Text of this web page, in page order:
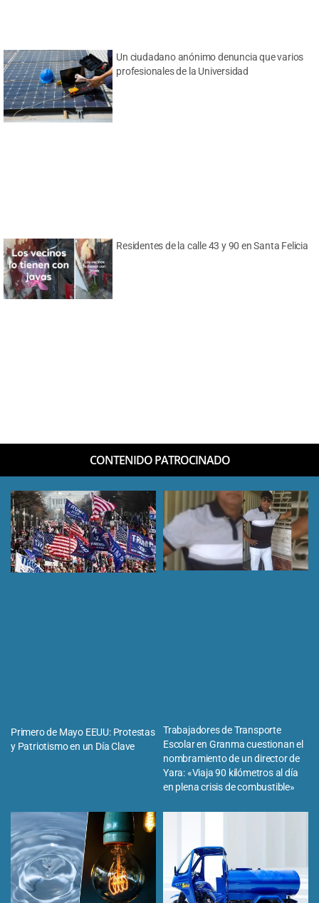
Un ciudadano anónimo denuncia que varios
profesionales de la Universidad
Residentes de la calle 43 y 90 en Santa Felicia
CONTENIDO PATROCINADO
Primero de Mayo EEUU: Protestas
y Patriotismo en un Día Clave
Trabajadores de Transporte
Escolar en Granma cuestionan el
nombramiento de un director de
Yara: «Viaja 90 kilómetros al día
en plena crisis de combustible»